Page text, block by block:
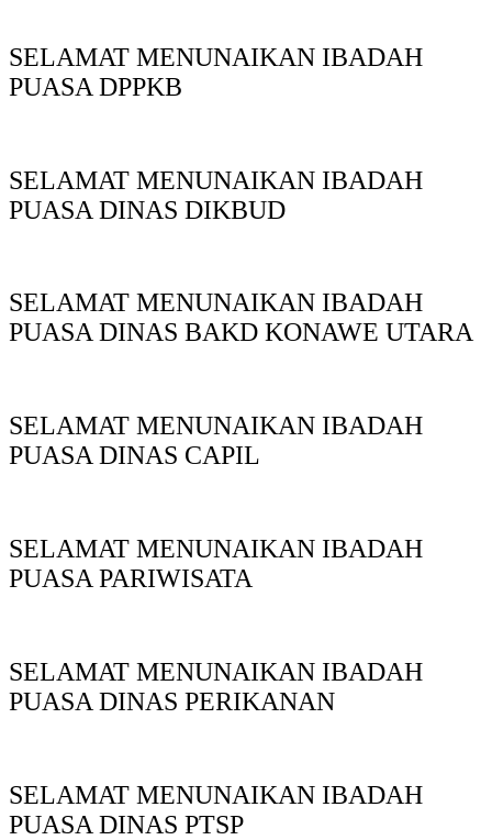
SELAMAT MENUNAIKAN IBADAH
PUASA DPPKB
SELAMAT MENUNAIKAN IBADAH
PUASA DINAS DIKBUD
SELAMAT MENUNAIKAN IBADAH
PUASA DINAS BAKD KONAWE UTARA
SELAMAT MENUNAIKAN IBADAH
PUASA DINAS CAPIL
SELAMAT MENUNAIKAN IBADAH
PUASA PARIWISATA
SELAMAT MENUNAIKAN IBADAH
PUASA DINAS PERIKANAN
SELAMAT MENUNAIKAN IBADAH
PUASA DINAS PTSP